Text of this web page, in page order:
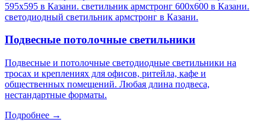
595х595 в Казани. светильник армстронг 600х600 в Казани.
светодиодный светильник армстронг в Казани.
Подвесные потолочные светильники
Подвесные и потолочные светодиодные светильники на
тросах и креплениях для офисов, ритейла, кафе и
общественных помещений. Любая длина подвеса,
нестандартные форматы.
Подробнее →